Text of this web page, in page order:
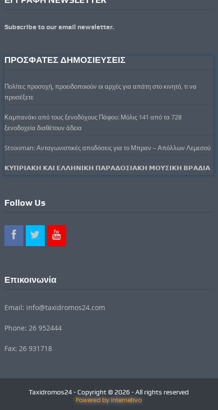
Subscribe to our email newsletter.
ΠΡΟΣΦΑΤΕΣ ΔΗΜΟΣΙΕΥΣΕΙΣ
Πολίτες προσοχή, προειδοποιούν οι αρχές για απάτη στο κινητό, τι να
προσέξετε
Καμπανάκι από τους ξενοδόχους Πάφου: Μόλις 141 από τα 728
ξενοδοχεία διαθέτουν άδεια
Stoiximan: Ανταγωνιστικές αποδόσεις για το Μπραν – Απόλλων Λεμεσού
𝝟𝝪𝝥𝝦𝝞𝝖𝝟𝝜 𝝟𝝖𝝞 𝝚𝝠𝝠𝝜𝝢𝝞𝝟𝝜 𝝥𝝖𝝦𝝖𝝙𝝤𝝨𝝞𝝖𝝟𝝜 𝝡𝝤𝝪𝝨𝝞𝝟𝝜 𝝗𝝦𝝖𝝙𝝞𝝖
Follow Us
Επικοινωνία
Email: info@taxidromos24.com
Phone: 26 952444
Fax: 26 931718
Taxidromos24 - Copyright © 2026 - All rights reserved
Powered by Internetivo